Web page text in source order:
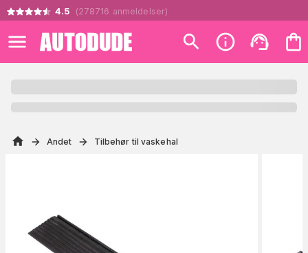
4.5 (278716 anmeldelser)
Andet Tilbehør til vaskehal